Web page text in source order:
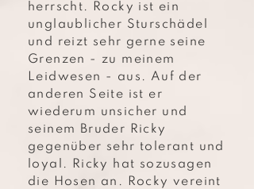
herrscht. Rocky ist ein
unglaublicher Sturschädel
und reizt sehr gerne seine
Grenzen - zu meinem
Leidwesen - aus. Auf der
anderen Seite ist er
wiederum unsicher und
seinem Bruder Ricky
gegenüber sehr tolerant und
loyal. Ricky hat sozusagen
die Hosen an. Rocky vereint